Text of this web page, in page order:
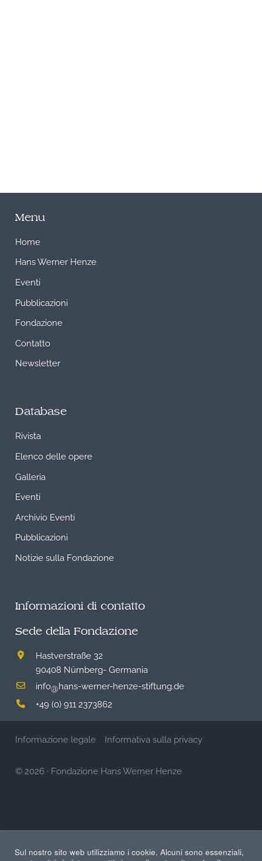
Menu
Home
Hans Werner Henze
Eventi
Pubblicazioni
Fondazione
Contatto
Newsletter
Database
Rivista
Elenco delle opere
Galleria
Eventi
Archivio Eventi
Pubblicazioni
Notizie sulla Fondazione
Informazioni di contatto
Sede della Fondazione
Hastverstraße 32
90408 Nürnberg- Germania
info@hans-werner-henze-stiftung.de
+49 (0) 911 2373862
Informazione legale Informativa sulla privacy
© 2026 · Fondazione Hans Werner Henze
Sul nostro sito web utilizziamo i cookie. Alcuni sono essenziali,